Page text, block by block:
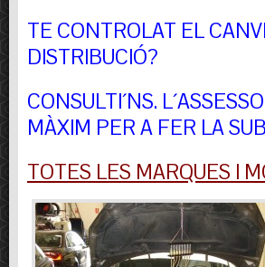
TE CONTROLAT EL
DISTRIBUCIÓ?
CONSULTI´NS.
MÀXIM PER A FER LA
TOTES LES MARQUES I